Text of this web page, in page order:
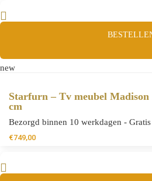
new
Starfurn – Tv meubel
cm
Bezorgd binnen 10 werkdagen -
€749,00